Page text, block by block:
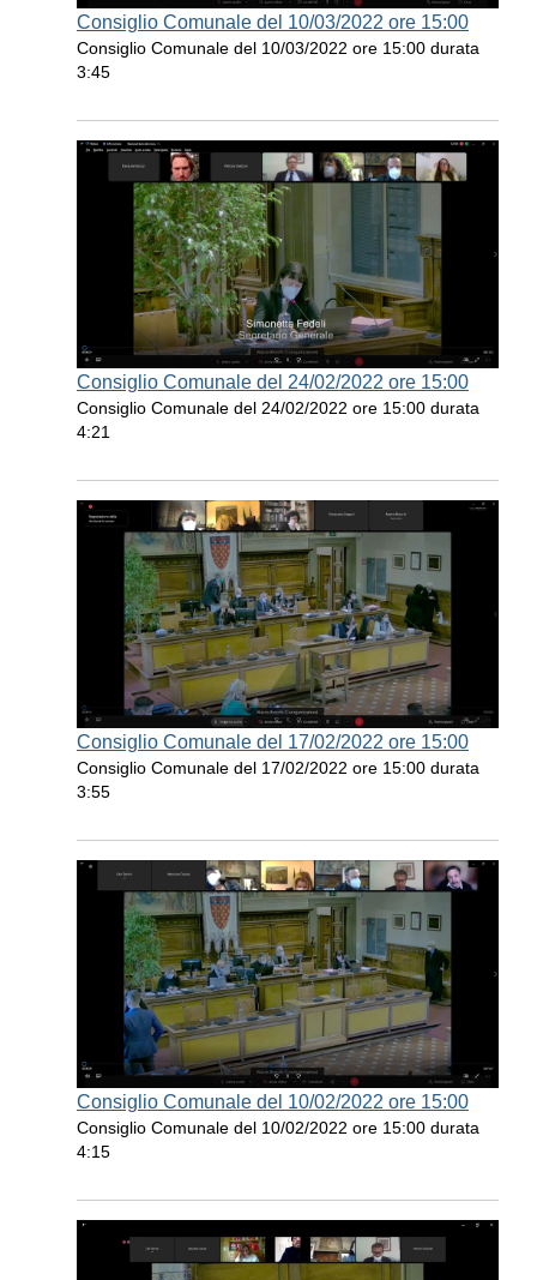
Consiglio Comunale del 10/03/2022 ore 15:00
Consiglio Comunale del 10/03/2022 ore 15:00 durata
3:45
Consiglio Comunale del 24/02/2022 ore 15:00
Consiglio Comunale del 24/02/2022 ore 15:00 durata
4:21
Consiglio Comunale del 17/02/2022 ore 15:00
Consiglio Comunale del 17/02/2022 ore 15:00 durata
3:55
Consiglio Comunale del 10/02/2022 ore 15:00
Consiglio Comunale del 10/02/2022 ore 15:00 durata
4:15